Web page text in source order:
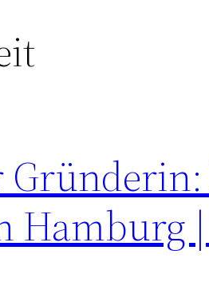
Hamburg